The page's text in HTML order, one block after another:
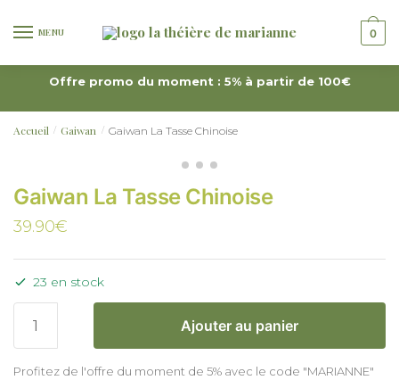
MENU 0
Offre promo du moment : 5% à partir de 100€
Accueil / Gaiwan / Gaiwan La Tasse Chinoise
Gaiwan La Tasse Chinoise
39.90€
23 en stock
Ajouter au panier
Profitez de l'offre du moment de 5% avec le code "MARIANNE"